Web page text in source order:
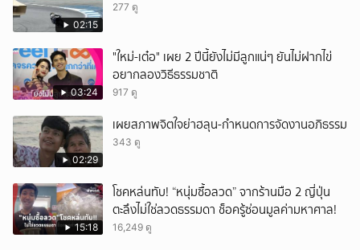
02:15
277 ดู
03:24
"ใหม่-เต๋อ" เผย 2 ปีนี้ยังไม่มีลูกแน่ๆ ยันไม่ฝากไข่
อยากลองวิธีธรรมชาติ
917 ดู
02:29
เผยสภาพจิตใจย่าฮลุน-กำหนดการจัดงานอภิธรรม
343 ดู
15:18
โชคหล่นทับ! “หนุ่มซื้อลวด” จากร้านมือ 2 ญี่ปุ่น
ตะลึงไม่ใช่ลวดธรรมดา ช็อครู้ซ่อนมูลค่ามหาศาล!
16,249 ดู